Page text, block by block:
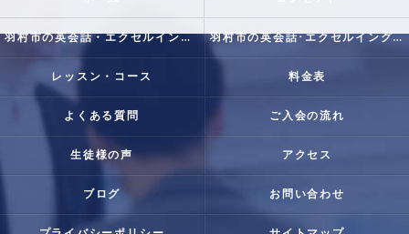
羽村市の英会話・エクセルイングリッシュクラブの口コミ情報 羽村市の英会話･エクセルイングリッシュクラブの評判
レッスン・コース 料金表
よくある質問 ご入会の流れ
生徒様の声 アクセス
ブログ お問い合わせ